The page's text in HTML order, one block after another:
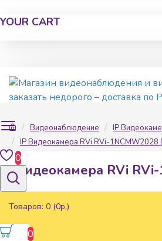
YOUR CART
0
Товаров: 0 (0р.)
0
Видеонаблюдение
IP
IP Видеокамера RVi RVi-1NCMW2028
IP Видеокамера RVi
(2.8)